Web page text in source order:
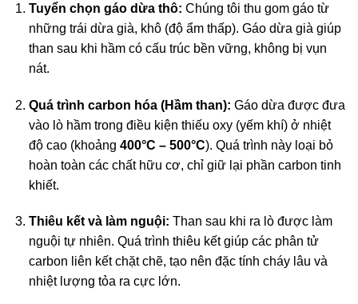
Tuyển chọn gáo dừa thô: Chúng tôi thu gom gáo từ
những trái dừa già, khô (độ ẩm thấp). Gáo dừa già giúp
than sau khi hầm có cấu trúc bền vững, không bị vụn
nát.
Quá trình carbon hóa (Hầm than): Gáo dừa được đưa
vào lò hầm trong điều kiện thiếu oxy (yếm khí) ở nhiệt
độ cao (khoảng 400°C – 500°C). Quá trình này loại bỏ
hoàn toàn các chất hữu cơ, chỉ giữ lại phần carbon tinh
khiết.
Thiêu kết và làm nguội: Than sau khi ra lò được làm
nguội tự nhiên. Quá trình thiêu kết giúp các phân tử
carbon liên kết chặt chẽ, tạo nên đặc tính cháy lâu và
nhiệt lượng tỏa ra cực lớn.